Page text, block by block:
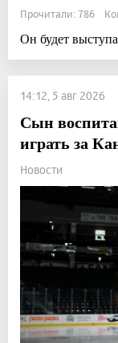
Прочитали: 786
Он будет
14:12, 5 авг 2026
Сын
играть за
Новости